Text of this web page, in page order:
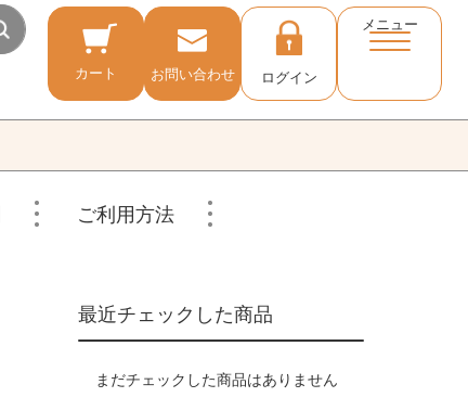
カート お問い合わせ ログイン
メニュー
ご利用方法
最近チェックした商品
まだチェックした商品はありません